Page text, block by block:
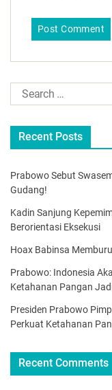
Recent Posts
Prabowo Sebut
Gudang!
Kadin Sanjung
Berorientasi Eksekusi
Hoax Babinsa
Prabowo: Indonesia
Ketahanan Pangan
Presiden Prabowo
Perkuat Ketahanan
Recent Comments